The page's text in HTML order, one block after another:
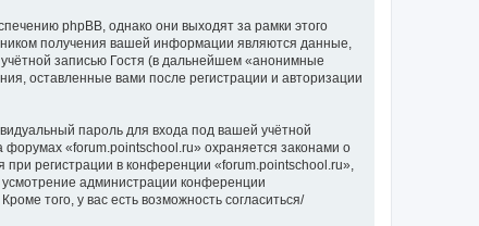
phpBB, однако они выходят за рамки этого
получения вашей информации являются данные,
записью Гостя (в дальнейшем «анонимные
оставленные вами после регистрации и авторизации
пароль для входа под вашей учётной
«forum.pointschool.ru» охраняется законами о
регистрации в конференции «forum.pointschool.ru»,
администрации конференции
того, у вас есть возможность согласиться/